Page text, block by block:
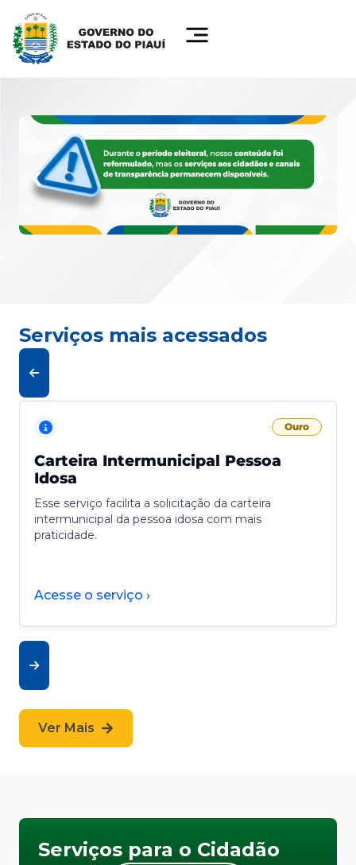
Serviços mais acessados
Ouro
Carteira Intermunicipal Pessoa
Idosa
Esse serviço facilita a solicitação da carteira
intermunicipal da pessoa idosa com mais
praticidade.
Acesse o serviço ›
Ver Mais
Serviços para o Cidadão